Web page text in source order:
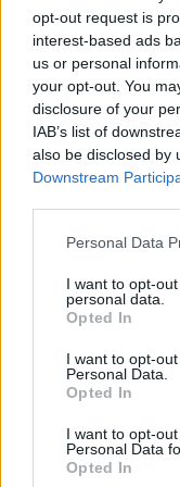
opt-out request is
interest-based ads
us or personal
your opt-out. You
disclosure of your
IAB’s list of
also be disclosed by
Downstream
Please note that
not limited to your
grant or deny
use your data for
consent section.
Personal Data
I want to opt-
personal data.
Opted In
I want to opt-
Personal Data.
Opted In
I want to opt-
Personal Data
Opted In
Ένας
από το
Η λίμνη Μπελέτσι
υψόμετρο 600
της Πάρνηθας, στην
κορυφής Μπελέτσι.
βάθος 9 μέτρα, ενώ
7.000 τ.μ.